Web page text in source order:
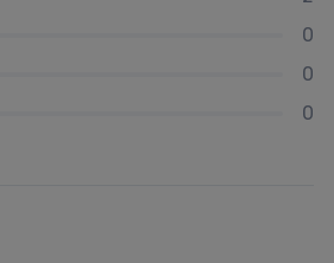
0
0
0